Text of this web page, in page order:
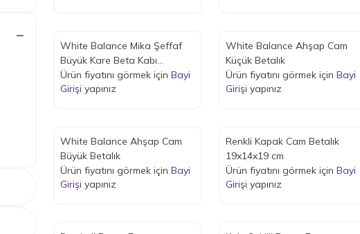
White Balance Mika Şeffaf
Büyük Kare Beta Kabı
17x17x17 cm
Ürün fiyatını görmek için Bayi
Girişi yapınız
White Balance Ahşap Cam
Küçük Betalık
Ürün fiyatını görmek için Bayi
Girişi yapınız
White Balance Ahşap Cam
Büyük Betalık
Ürün fiyatını görmek için Bayi
Girişi yapınız
Renkli Kapak Cam Betalık
19x14x19 cm
Ürün fiyatını görmek için Bayi
Girişi yapınız